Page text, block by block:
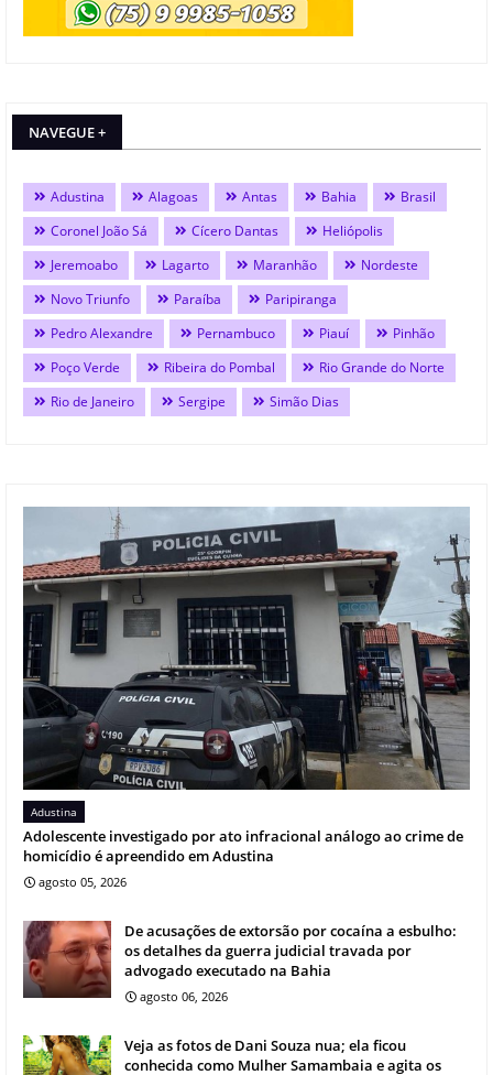
NAVEGUE +
Adustina Alagoas Antas Bahia
Brasil
Coronel João Sá
Cícero Dantas
Heliópolis
Jeremoabo
Lagarto Maranhão
Nordeste
Novo Triunfo
Paraíba
Paripiranga
Pedro Alexandre
Pernambuco Piauí
Pinhão
Poço Verde
Ribeira do Pombal
Rio Grande do Norte
Rio de Janeiro
Sergipe Simão Dias
Adustina
Adolescente investigado por ato infracional análogo ao crime de
homicídio é apreendido em Adustina
agosto 05, 2026
De acusações de extorsão por cocaína a esbulho:
os detalhes da guerra judicial travada por
advogado executado na Bahia
agosto 06, 2026
Veja as fotos de Dani Souza nua; ela ficou
conhecida como Mulher Samambaia e agita os